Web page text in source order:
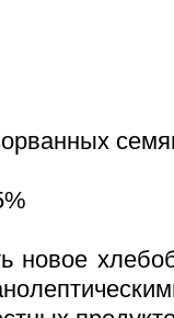
новое